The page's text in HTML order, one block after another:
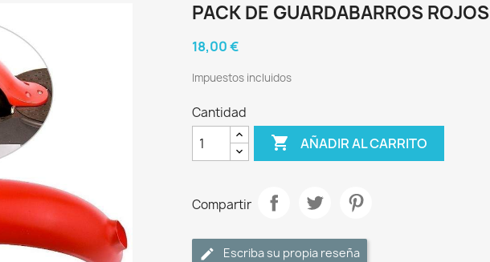
PACK DE GUARDABARROS ROJOS
18,00 €
Impuestos incluidos
Cantidad
 AÑADIR AL CARRITO
Compartir
Escriba su propia reseña